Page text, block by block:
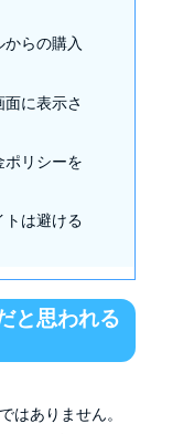
らの購入
に表示さ
ポリシーを
トは避ける
と思われる
はありません。